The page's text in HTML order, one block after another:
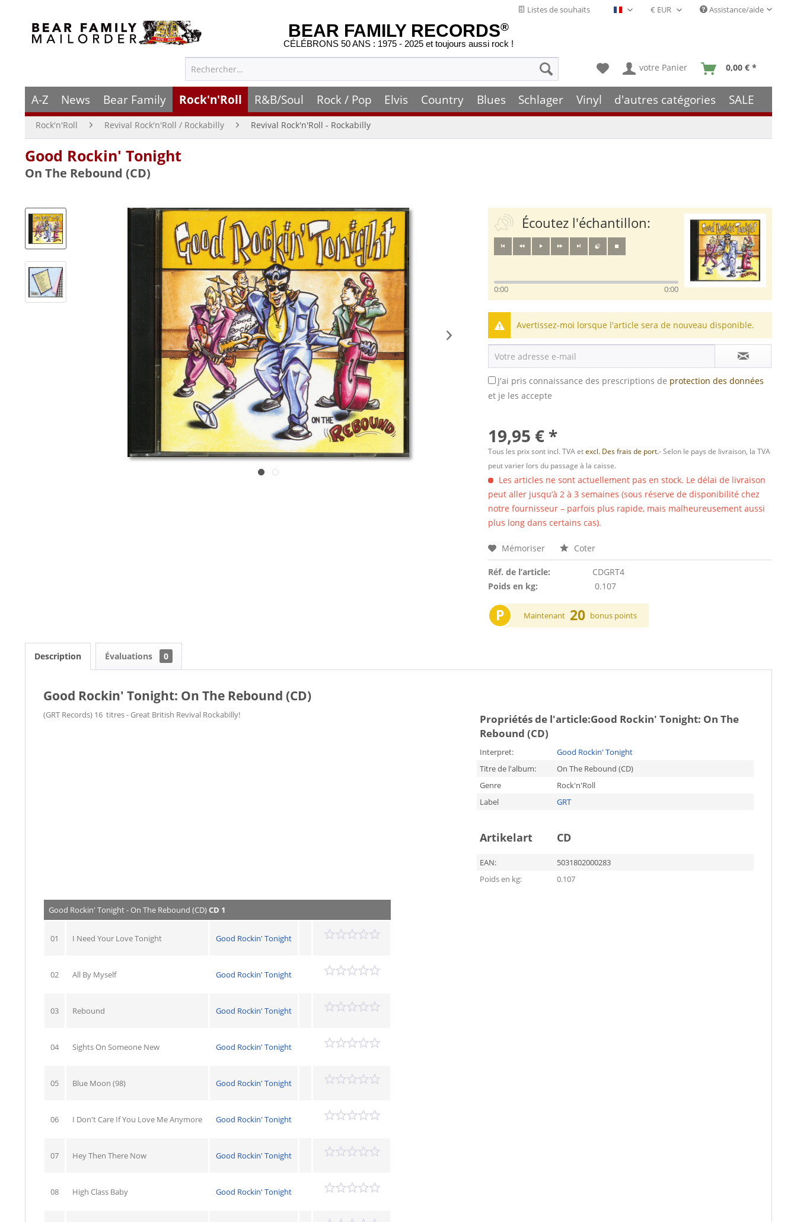
Listes de souhaits Français- FR Assistance/aide
BEAR FAMILY RECORDS®
CÉLÉBRONS 50 ANS : 1975 - 2025 et toujours aussi rock !
votre Panier 0,00 € *
A-Z News Bear Family Rock'n'Roll R&B/Soul Rock / Pop Elvis Country Blues Schlager Vinyl d'autres catégories SALE
Rock'n'Roll Revival Rock'n'Roll / Rockabilly Revival Rock'n'Roll - Rockabilly
Good Rockin' Tonight
On The Rebound (CD)
Écoutez l'échantillon:
0:00 0:00
Avertissez-moi lorsque l'article sera de nouveau disponible.
J'ai pris connaissance des prescriptions de protection des données
et je les accepte
19,95 € *
Tous les prix sont incl. TVA etexcl. Des frais de port.- Selon le pays de livraison, la TVA
peut varier lors du passage à la caisse.
Les articles ne sont actuellement pas en stock. Le délai de livraison
peut aller jusqu’à 2 à 3 semaines (sous réserve de disponibilité chez
notre fournisseur – parfois plus rapide, mais malheureusement aussi
plus long dans certains cas).
Mémoriser Coter
Réf. de l’article:
CDGRT4
Poids en kg:
0.107
P Maintenant 20 bonus points
Description Évaluations 0
Good Rockin' Tonight: On The Rebound (CD)
(GRT Records) 16 titres - Great British Revival Rockabilly! Propriétés de l'article:Good Rockin' Tonight: On The
Rebound (CD)
Interpret:
Good Rockin' Tonight
Titre de l'album:
On The Rebound (CD)
Genre
Rock'n'Roll
Label
GRT
Artikelart CD
EAN:
5031802000283
Poids en kg:
0.107
Good Rockin' Tonight - On The Rebound (CD)CD 1
01 I Need Your Love Tonight Good Rockin' Tonight
02 All By Myself Good Rockin' Tonight
03 Rebound Good Rockin' Tonight
04 Sights On Someone New Good Rockin' Tonight
05 Blue Moon (98) Good Rockin' Tonight
06 I Don't Care If You Love Me Anymore Good Rockin' Tonight
07 Hey Then There Now Good Rockin' Tonight
08 High Class Baby Good Rockin' Tonight